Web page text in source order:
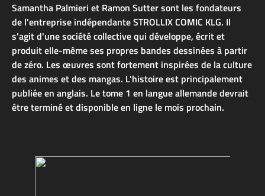
Samantha Palmieri et Ramon Sutter sont les fondateurs
de l'entreprise indépendante STROLLIX COMIC KLG. Il
s'agit d'une société collective qui développe, écrit et
produit elle-même ses propres bandes dessinées à partir
de zéro. Les œuvres sont fortement inspirées de la culture
des animes et des mangas. L'histoire est principalement
publiée en anglais. Le tome 1 en langue allemande devrait
être terminé et disponible en ligne le mois prochain.